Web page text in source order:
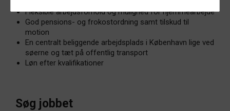
Fleksible arbejdsforhold og mulighed for hjemmearbejde
God pensions- og frokostordning samt tilskud til
motion
En centralt beliggende arbejdsplads i København lige ved
søerne og tæt på offentlig transport
Løn efter kvalifikationer
Søg jobbet